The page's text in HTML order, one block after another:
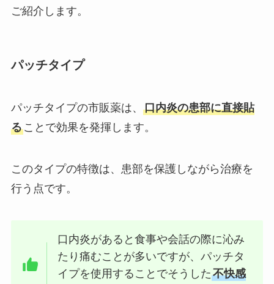
ご紹介します。
パッチタイプ
パッチタイプの市販薬は、 口内炎の患部に直接貼
ることで効果を発揮します。
このタイプの特徴は、患部を保護しながら治療を
行う点です。
口内炎があると食事や会話の際に沁み
たり痛むことが多いですが、パッチタ
イプを使用することでそうした不快感